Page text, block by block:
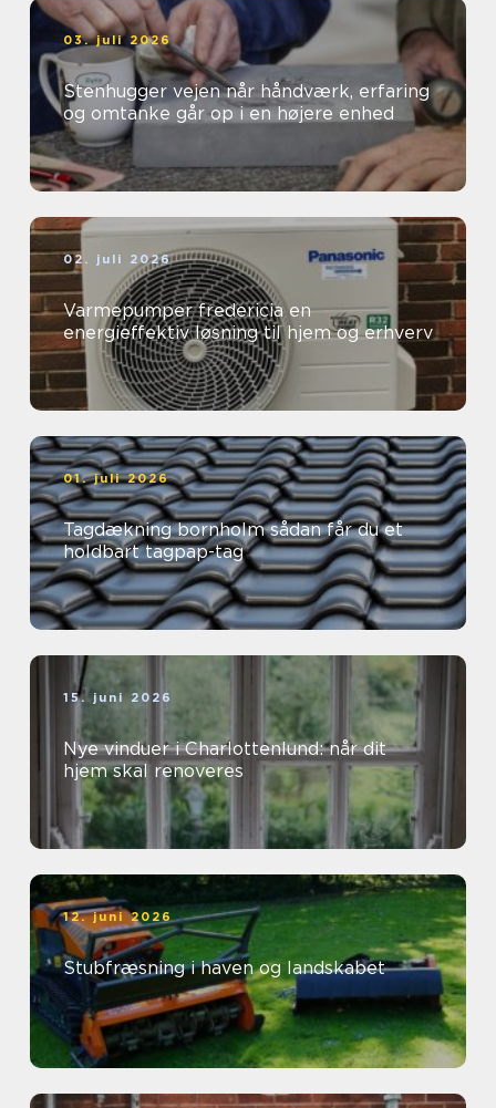
03. juli 2026
Stenhugger vejen når håndværk, erfaring
og omtanke går op i en højere enhed
02. juli 2026
Varmepumper fredericia en
energieffektiv løsning til hjem og erhverv
01. juli 2026
Tagdækning bornholm sådan får du et
holdbart tagpap-tag
15. juni 2026
Nye vinduer i Charlottenlund: når dit
hjem skal renoveres
12. juni 2026
Stubfræsning i haven og landskabet